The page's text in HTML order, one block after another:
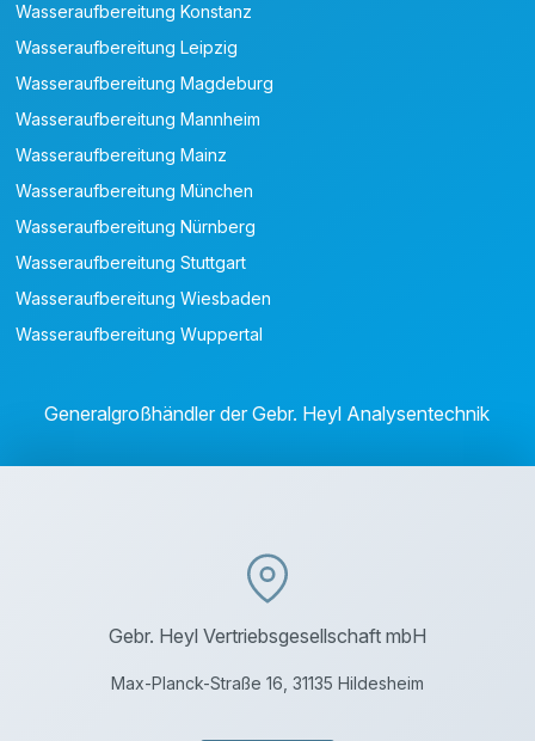
Wasseraufbereitung Konstanz
Wasseraufbereitung Leipzig
Wasseraufbereitung Magdeburg
Wasseraufbereitung Mannheim
Wasseraufbereitung Mainz
Wasseraufbereitung München
Wasseraufbereitung Nürnberg
Wasseraufbereitung Stuttgart
Wasseraufbereitung Wiesbaden
Wasseraufbereitung Wuppertal
Generalgroßhändler der Gebr. Heyl Analysentechnik
Gebr. Heyl Vertriebsgesellschaft mbH
Max-Planck-Straße 16, 31135 Hildesheim